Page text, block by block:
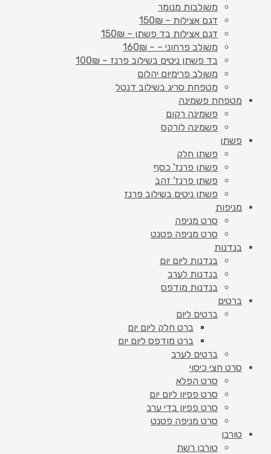
משולבות מנומר
דגם אצילות – 150₪
דגם אצילות בד פשתן – 150₪
משולב פרחוני – – 160₪
בד פשתן ניטים בשילוב פרנז – 100₪
משולב פרימיום יהלום
מטפחת סריג בשילוב דנטל
מטפחת פשמינה
פשמינה רקום
פשמינה לורקס
פשתן
פשתן חלק
פשתן פרנז' כסף
פשתן פרנז' זהב
פשתן ניטים בשילוב פרנז
מניפות
סרט מניפה
סרט מניפה פטנט
בנדנות
בנדנות ליום יום
בנדנות לערב
בנדנות מודפס
ברטים
ברטים ליום
ברט חלק ליום יום
ברט מודפס ליום יום
ברטים לערב
סרט חצי כיסוי
סרט הפלא
סרט פפיון ליום יום
סרט פפיון בדי ערב
סרט מניפה פטנט
טורבן
טורבן רשת